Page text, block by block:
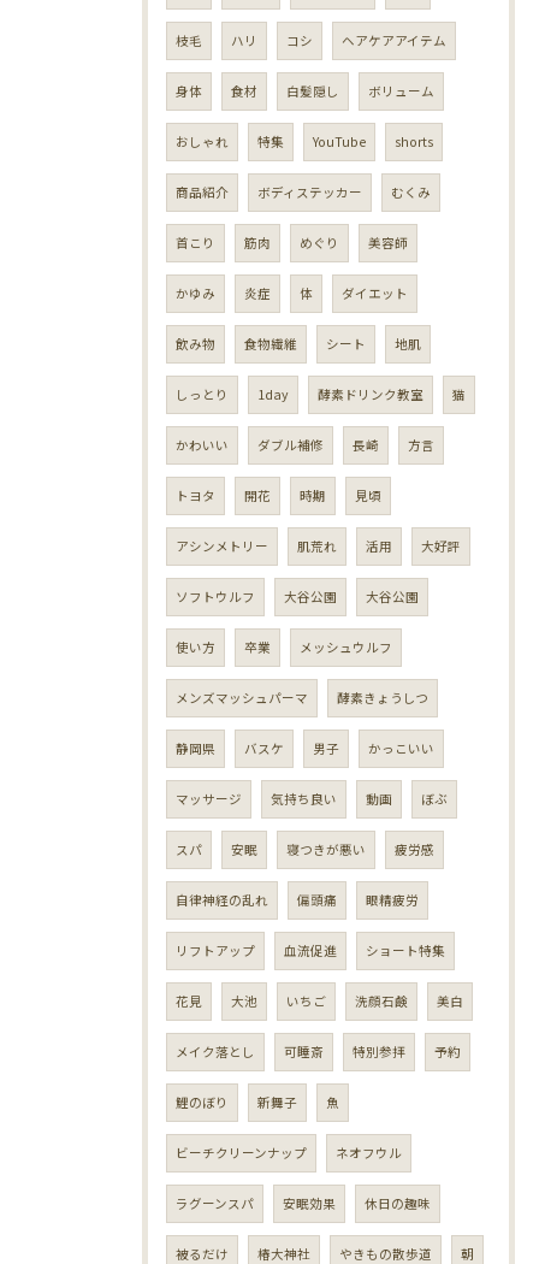
枝毛 ハリ コシ ヘアケアアイテム
身体 食材 白髪隠し ボリューム
おしゃれ 特集 YouTube shorts
商品紹介 ボディステッカー むくみ
首こり 筋肉 めぐり 美容師
かゆみ 炎症 体 ダイエット
飲み物 食物繊維 シート 地肌
しっとり 1day 酵素ドリンク教室 猫
かわいい ダブル補修 長崎 方言
トヨタ 開花 時期 見頃
アシンメトリー 肌荒れ 活用 大好評
ソフトウルフ 大谷公園 大谷公園
使い方 卒業 メッシュウルフ
メンズマッシュパーマ 酵素きょうしつ
静岡県 バスケ 男子 かっこいい
マッサージ 気持ち良い 動画 ぼぶ
スパ 安眠 寝つきが悪い 疲労感
自律神経の乱れ 偏頭痛 眼精疲労
リフトアップ 血流促進 ショート特集
花見 大池 いちご 洗顔石鹸 美白
メイク落とし 可睡斎 特別参拝 予約
鯉のぼり 新舞子 魚
ビーチクリーンナップ ネオフウル
ラグーンスパ 安眠効果 休日の趣味
被るだけ 椿大神社 やきもの散歩道 朝